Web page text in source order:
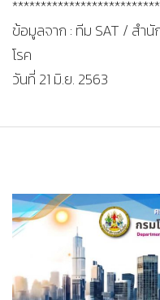
ข้อมูลจาก : ทีม SAT / สำ
โรค
วันที่ 21 มิ.ย. 2563